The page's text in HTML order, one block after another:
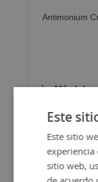
Antimonium
Más
Este
Este sitio
sitio web,